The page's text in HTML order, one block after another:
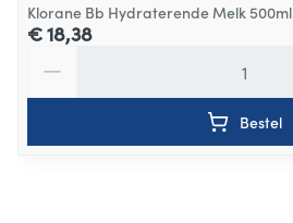
Klorane Bb Hydraterende Melk 500ml
€ 18,38
Bestel